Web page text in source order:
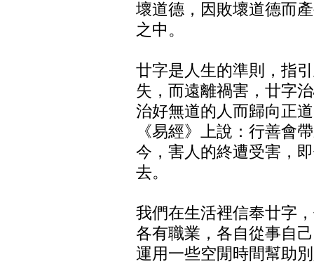
壞道德，因敗壞道德而
之中。
廿字是人生的準則，指
失，而遠離禍害，廿字
治好無道的人而歸向正
《易經》上說：行善會
今，害人的終遭受害，
去。
我們在生活裡信奉廿字
各有職業，各自從事自
運用一些空閒時間幫助